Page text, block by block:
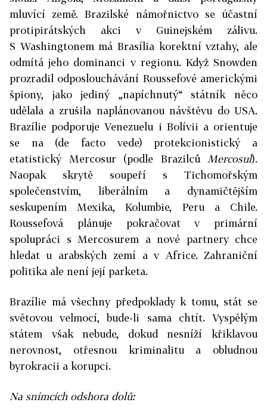
mluvící země. Brazilské námořnictvo se účastní
protipirátských akci v Guinejském zálivu.
S Washingtonem má Brasília korektní vztahy, ale
odmítá jeho dominanci v regionu. Když Snowden
prozradil odposlouchávání Roussefové americkými
špiony, jako jediný „napíchnutý“ státník něco
udělala a zrušila naplánovanou návštěvu do USA.
Brazílie podporuje Venezuelu i Bolívii a orientuje
se na (de facto vede) protekcionistický a
etatistický Mercosur (podle Brazilců Mercosul).
Naopak skrytě soupeří s Tichomořským
společenstvím, liberálním a dynamičtějším
seskupením Mexika, Kolumbie, Peru a Chile.
Roussefová plánuje pokračovat v primární
spolupráci s Mercosurem a nové partnery chce
hledat u arabských zemí a v Africe. Zahraniční
politika ale není její parketa.
Brazílie má všechny předpoklady k tomu, stát se
světovou velmocí, bude-li sama chtít. Vyspělým
státem však nebude, dokud nesníží křiklavou
nerovnost, otřesnou kriminalitu a obludnou
byrokracii a korupci.
Na snímcích odshora dolů: